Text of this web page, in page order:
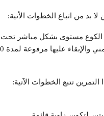
لا بد من اتباع الخطوات الأتية:
الكوع مستوى بشكل مباشر
تتبع الخطوات الآتية: